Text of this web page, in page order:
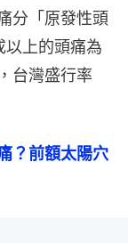
分「原發性頭
以上的頭痛為
台灣盛行率
？前額太陽穴